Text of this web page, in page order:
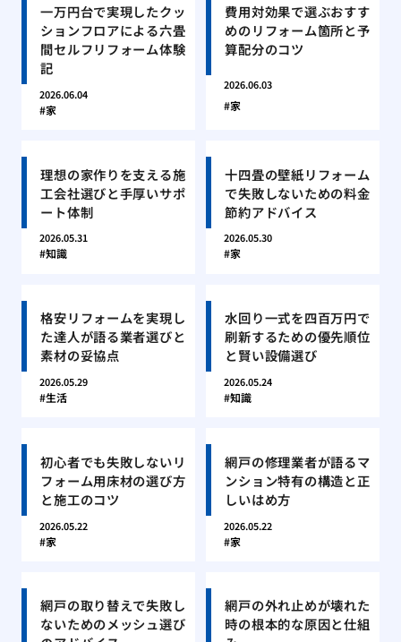
一万円台で実現したクッ
ションフロアによる六畳
間セルフリフォーム体験
記
2026.06.04
家
費用対効果で選ぶおすす
めのリフォーム箇所と予
算配分のコツ
2026.06.03
家
理想の家作りを支える施
工会社選びと手厚いサポ
ート体制
2026.05.31
知識
十四畳の壁紙リフォーム
で失敗しないための料金
節約アドバイス
2026.05.30
家
格安リフォームを実現し
た達人が語る業者選びと
素材の妥協点
2026.05.29
生活
水回り一式を四百万円で
刷新するための優先順位
と賢い設備選び
2026.05.24
知識
初心者でも失敗しないリ
フォーム用床材の選び方
と施工のコツ
2026.05.22
家
網戸の修理業者が語るマ
ンション特有の構造と正
しいはめ方
2026.05.22
家
網戸の取り替えで失敗し
ないためのメッシュ選び
網戸の外れ止めが壊れた
時の根本的な原因と仕組